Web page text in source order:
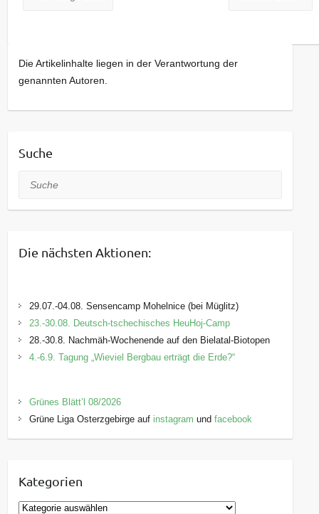
Die Artikelinhalte liegen in der Verantwortung der
genannten Autoren.
Suche
Suche
Die nächsten Aktionen:
29.07.-04.08. Sensencamp Mohelnice (bei Müglitz)
23.-30.08. Deutsch-tschechisches HeuHoj-Camp
28.-30.8. Nachmäh-Wochenende auf den Bielatal-Biotopen
4.-6.9. Tagung „Wieviel Bergbau erträgt die Erde?“
Grünes Blätt’l 08/2026
Grüne Liga Osterzgebirge auf instagram undfacebook
Kategorien
K